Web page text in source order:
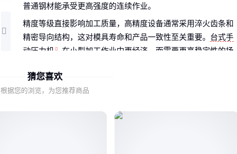
普通钢材能承受更高强度的连续作业。
精度等级直接影响加工质量，高精度设备通常采用淬火齿条和
精密导向结构，这对模具寿命和产品一致性至关重要。 台式手
动压力机
在小型加工作业中更经济，而需要更高稳定性的场
理解这些参数的权重，能帮助你在预算范围内找到最适合当前
加工需求的设备，避免为用不到的性能买单，或因节省初期投
猜您喜欢
根据您的浏览，为您推荐商品